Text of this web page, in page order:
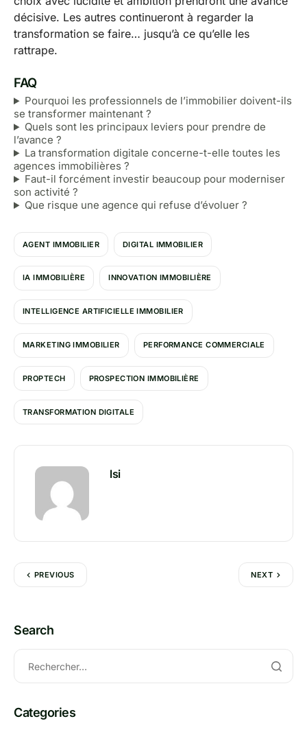
décisive. Les autres continueront à regarder la
transformation se faire… jusqu’à ce qu’elle les
rattrape.
FAQ
Pourquoi les professionnels de l’immobilier doivent-ils
se transformer maintenant ?
Quels sont les principaux leviers pour prendre de
l’avance ?
La transformation digitale concerne-t-elle toutes les
agences immobilières ?
Faut-il forcément investir beaucoup pour moderniser
son activité ?
Que risque une agence qui refuse d’évoluer ?
AGENT IMMOBILIER DIGITAL IMMOBILIER
IA IMMOBILIÈRE INNOVATION IMMOBILIÈRE
INTELLIGENCE ARTIFICIELLE IMMOBILIER
MARKETING IMMOBILIER PERFORMANCE COMMERCIALE
PROPTECH PROSPECTION IMMOBILIÈRE
TRANSFORMATION DIGITALE
lsi
PREVIOUS NEXT
Search
Categories